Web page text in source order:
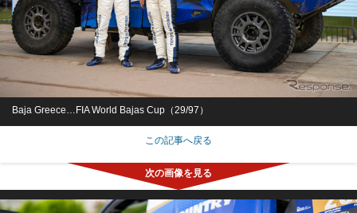
Baja Greece…FIA World Bajas Cup（29/97）
この記事へ戻る